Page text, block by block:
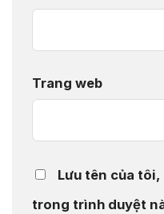
Trang web
Lưu tên của
trong trình duyệt